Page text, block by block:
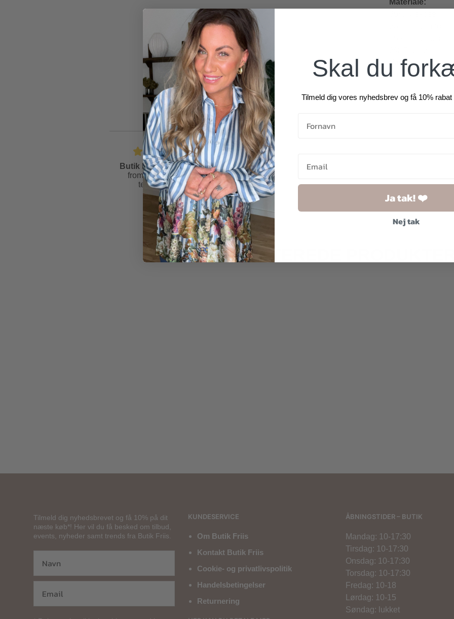
Materiale:
Vask:
30 grader skåne
Butik Friisis rated4.6
from81reviews &
testimonials
RELATEREDE PRODUKTER
Tilmeld dig nyhedsbrevet og få 10% på dit
næste køb*! Her vil du få besked om tilbud,
events, nyheder samt trends fra Butik Friis.
KUNDESERVICE
Om Butik Friis
Kontakt Butik Friis
Cookie- og privatlivspolitik
Handelsbetingelser
Returnering
ÅBNINGSTIDER – BUTIK
Mandag: 10-17:30
Tirsdag: 10-17:30
Onsdag: 10-17:30
Torsdag: 10-17:30
Fredag: 10-18
Lørdag: 10-15
Søndag: lukket
Skal du
Tilmeld dig vores nyhedsbrev og få 10%
Ja tak! ❤️
Nej tak